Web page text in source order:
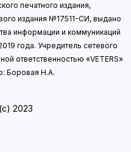
печатного издания,
издания №17511-СИ, выдано
информации и коммуникаций
года. Учредитель сетевого
ответственностью «VETERS»
Боровая Н.А.
2023